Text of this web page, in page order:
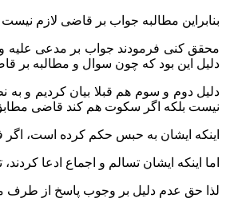
بنابراین مطالبه جواب بر قاضی لازم
محقق کنی فرمودند جواب بر مدعی علیه
دلیل این بود که چون سوال و مطالبه بر
دلیل دوم و سوم هم قبلا بیان کردیم و
نیست بلکه اگر سکوت هم کند قاضی
اینکه ایشان به حبس حکم کرده است،
اما اینکه ایشان تسالم و اجماع ادعا
لذا حق عدم دلیل بر وجوب پاسخ از طرف